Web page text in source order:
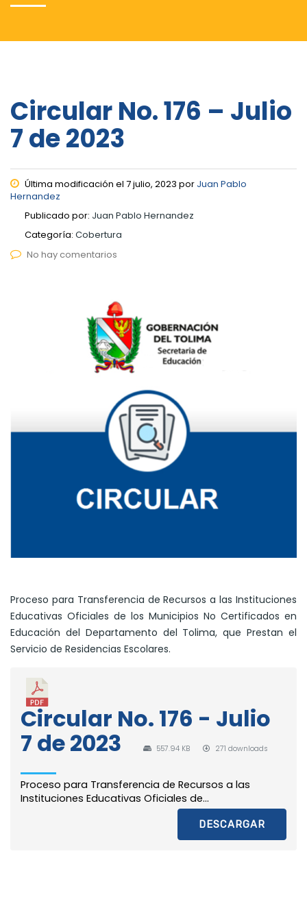
Circular No. 176 – Julio
7 de 2023
Última modificación el 7 julio, 2023 por Juan Pablo
Hernandez
Publicado por: Juan Pablo Hernandez
Categoría: Cobertura
No hay comentarios
Proceso para Transferencia de Recursos a las Instituciones
Educativas Oficiales de los Municipios No Certificados en
Educación del Departamento del Tolima, que Prestan el
Servicio de Residencias Escolares.
Circular No. 176 - Julio
7 de 2023
557.94 KB 271 downloads
Proceso para Transferencia de Recursos a las
Instituciones Educativas Oficiales de...
DESCARGAR